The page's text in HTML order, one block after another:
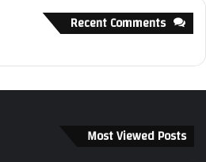
Recent Comments
Most Viewed Posts